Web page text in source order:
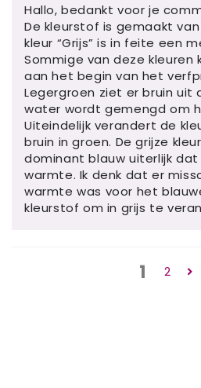
Hallo, bedankt voor je
De kleurstof is gemaakt van
kleur “Grijs” is in feite een
Sommige van deze kleuren
aan het begin van het
Legergroen ziet er bruin uit
water wordt gemengd om
Uiteindelijk verandert de
bruin in groen. De grijze
dominant blauw uiterlijk
warmte. Ik denk dat er
warmte was voor het
kleurstof om in grijs te
1 2